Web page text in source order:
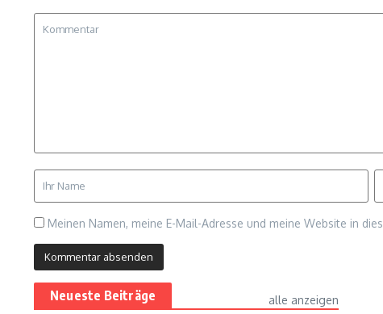
Meinen Namen, meine E-Mail-Adresse und meine Website in
Neueste Beiträge alle anzeigen